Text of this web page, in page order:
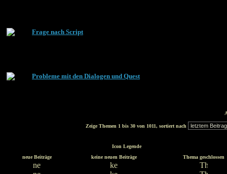
Frage nach Script
Probleme mit den Dialogen und Quest
Zeige Themen 1 bis 30 von 1011, sortiert nach
Icon Legende
neue Beiträge
keine neuen Beiträge Thema geschlossen